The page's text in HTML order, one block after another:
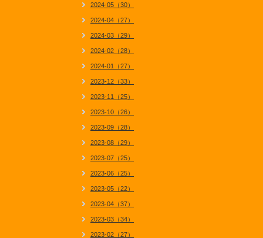
2024-05（30）
2024-04（27）
2024-03（29）
2024-02（28）
2024-01（27）
2023-12（33）
2023-11（25）
2023-10（26）
2023-09（28）
2023-08（29）
2023-07（25）
2023-06（25）
2023-05（22）
2023-04（37）
2023-03（34）
2023-02（27）